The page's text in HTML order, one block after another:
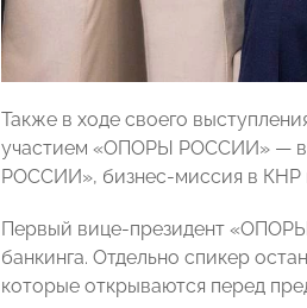
Также в ходе своего
участием «ОПОРЫ РОССИИ» — в
РОССИИ», бизнес-миссия в КНР
Первый вице-президент
банкинга. Отдельно спикер
которые открываются перед